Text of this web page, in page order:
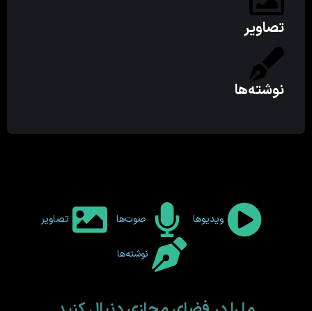
تصاویر
نوشته‌ها
ویدیوها صوت‌ها تصاویر
نوشته‌ها